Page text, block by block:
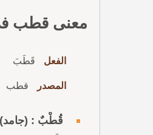
معنى قطب
الفعل قَطَبَ
المصدر قطب
قُطْبٌ : (جامد)